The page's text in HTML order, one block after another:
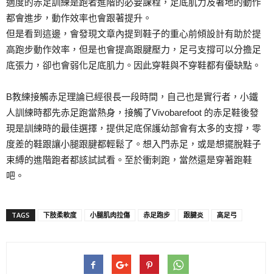
都會進步，動作效率也會跟著提升。
但是看到這邊，會發現文章內提到鞋子的重心前傾設計有助於提
高跑步動作效率，但是也會提高跟腱壓力，足弓支撐可以分擔足
底張力，卻也會弱化足底肌力。因此穿鞋與不穿鞋都有優缺點。
B教練接觸赤足理論已經很長一段時間，自己也是實行者， 小鐵
人訓練時都先赤足跑當熱身，接觸了Vivobarefoot 的赤足鞋後發
現是訓練時的最佳選擇，提供足底保護幼部會有太多的支撐，零
度差的鞋跟讓小腿跟腱都輕鬆了。想入門赤足，或是想擺脫鞋子
束縛的進階跑者都該試試看。至於衝刺跑，當然還是穿著跑鞋
吧。
TAGS 下肢柔軟度 小腿肌肉拉傷 赤足跑步 跟腱炎 高足弓